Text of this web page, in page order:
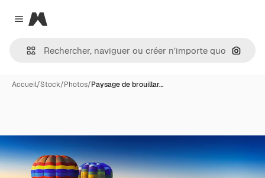
Close menu
Magnific
Accueil/Stock/Photos/Paysage de brouillar…